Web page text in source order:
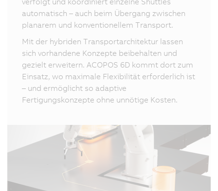
automatisch – auch beim Übergang zwischen
planarem und konventionellem Transport.
Mit der hybriden Transportarchitektur lassen
sich vorhandene Konzepte beibehalten und
gezielt erweitern. ACOPOS 6D kommt dort zum
Einsatz, wo maximale Flexibilität erforderlich ist
– und ermöglicht so adaptive
Fertigungskonzepte ohne unnötige Kosten.